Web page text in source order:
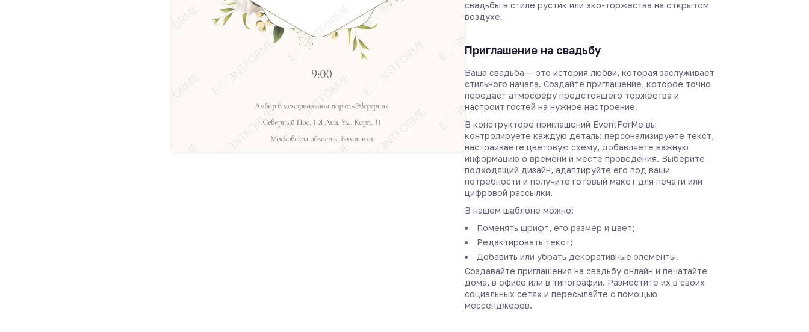
свадьбы в стиле рустик или эко-торжества на открытом
воздухе.
Приглашение на свадьбу
Ваша свадьба — это история любви, которая заслуживает
стильного начала. Создайте приглашение, которое точно
передаст атмосферу предстоящего торжества и
настроит гостей на нужное настроение.
В конструкторе приглашений EventForMe вы
контролируете каждую деталь: персонализируете текст,
настраиваете цветовую схему, добавляете важную
информацию о времени и месте проведения. Выберите
подходящий дизайн, адаптируйте его под ваши
потребности и получите готовый макет для печати или
цифровой рассылки.
В нашем шаблоне можно:
Поменять шрифт, его размер и цвет;
Редактировать текст;
Добавить или убрать декоративные элементы.
Создавайте приглашения на свадьбу онлайн и печатайте
дома, в офисе или в типографии. Разместите их в своих
социальных сетях и пересылайте с помощью
мессенджеров.